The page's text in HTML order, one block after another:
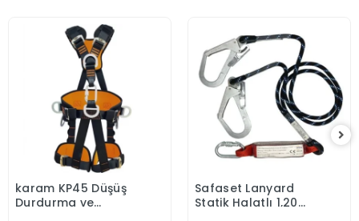
Sepete Ekle
karam KP45 Düşüş
Durdurma ve
Sepete Ekle
Safaset Lanyard
Statik Halatlı 1,20